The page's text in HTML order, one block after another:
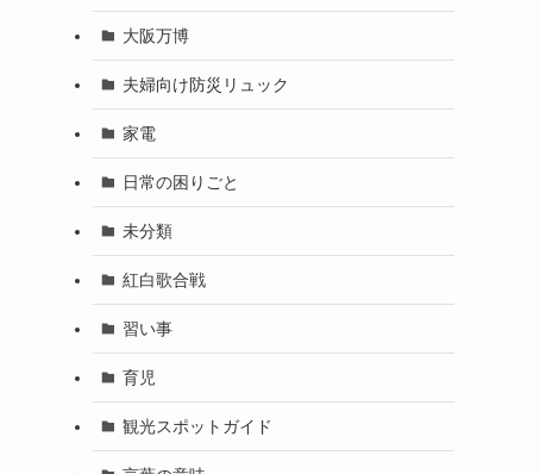
大阪万博
夫婦向け防災リュック
家電
日常の困りごと
未分類
紅白歌合戦
習い事
育児
観光スポットガイド